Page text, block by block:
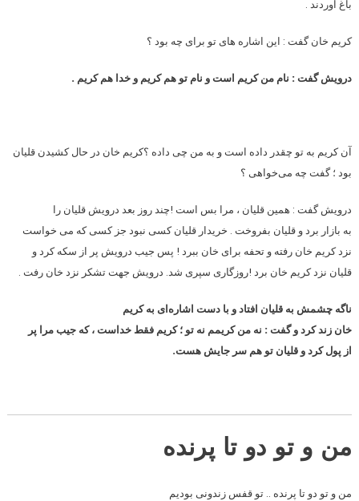
باغ آوردند .
کریم خان گفت : این اشاره‌ های تو برای چه بود ؟
درویش گفت : نام من کریم است و نام تو هم کریم و خدا هم کریم .
آن کریم به تو چقدر داده است و به من چی داده ؟کریم خان در حال کشیدن قلیان
بود ؛ گفت چه می‌خواهی ؟
درویش گفت : همین قلیان ، مرا بس است !چند روز بعد درویش قلیان را
به بازار برد و قلیان بفروخت . خریدار قلیان کسی نبود جز کسی که می‌ خواست
نزد کریم خان رفته و تحفه برای خان ببرد ! پس جیب درویش پر از سکه کرد و
قلیان نزد کریم خان برد !روزگاری سپری شد. درویش جهت تشکر نزد خان رفت .
ناگه چشمش به قلیان افتاد و با دست اشاره‌ای به کریم
خان زند کرد و گفت : نه من کریمم نه تو ؛ کریم فقط خداست ، که جیب مرا پر
از پول کرد و قلیان تو هم سر جایش هست.
من و تو دو تا پرنده
من و تو دو تا پرنده .. تو قفس زندونی بودیم